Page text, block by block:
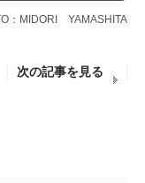
：MIDORI YAMASHITA
次の記事を見る